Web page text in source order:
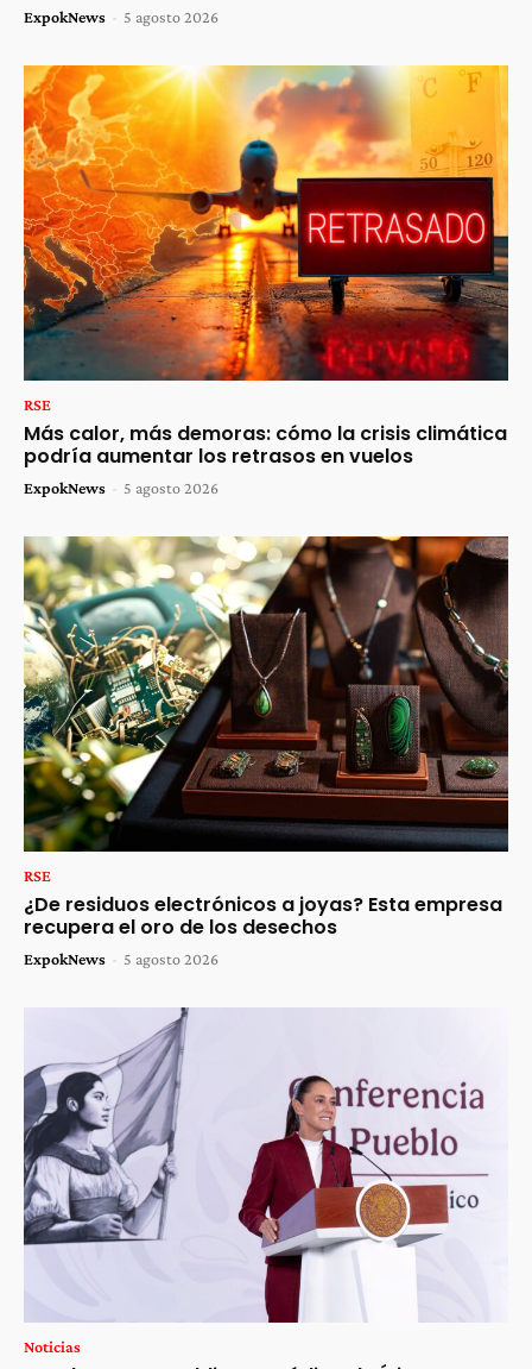
ExpokNews - 5 agosto 2026
RSE
Más calor, más demoras: cómo la crisis climática
podría aumentar los retrasos en vuelos
ExpokNews - 5 agosto 2026
RSE
¿De residuos electrónicos a joyas? Esta empresa
recupera el oro de los desechos
ExpokNews - 5 agosto 2026
Noticias